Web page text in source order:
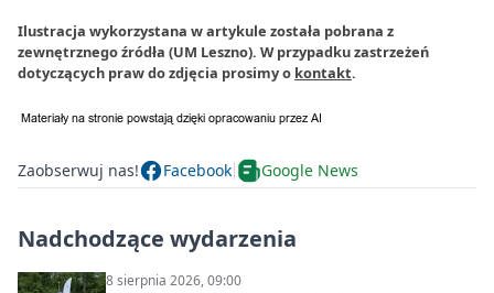
Ilustracja wykorzystana w artykule została pobrana z
zewnętrznego źródła (UM Leszno). W przypadku zastrzeżeń
dotyczących praw do zdjęcia prosimy o kontakt.
Zaobserwuj nas! Facebook Google News
Nadchodzące wydarzenia
8 sierpnia 2026, 09:00